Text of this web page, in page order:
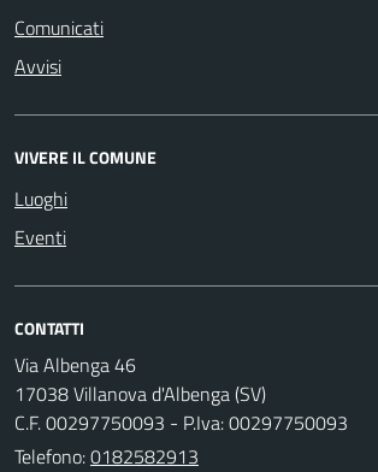
Comunicati
Avvisi
VIVERE IL COMUNE
Luoghi
Eventi
CONTATTI
Via Albenga 46
17038 Villanova d'Albenga (SV)
C.F. 00297750093 - P.Iva: 00297750093
Telefono:0182582913